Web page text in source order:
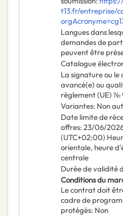
t13.fr/entreprise/
Langues dans
demandes de
peuvent être
Catalogue
La signature ou
avancé(e) ou
règlement (UE) №
Variantes: Non
Date limite de
offres: 23/06/
(UTC+02:00)
orientale, heure
centrale
Durée de validité
Conditions du
Le contrat doit
cadre de
protégés: Non